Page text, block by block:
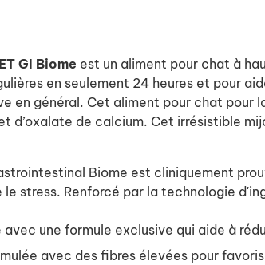
GI Biome est un aliment pour chat à
en seulement 24 heures et pour
en général. Cet aliment pour chat pour
d’oxalate de calcium. Cet irrésistible
Biome est cliniquement
le stress. Renforcé par la technologie
avec une formule exclusive qui aide à
avec des fibres élevées pour